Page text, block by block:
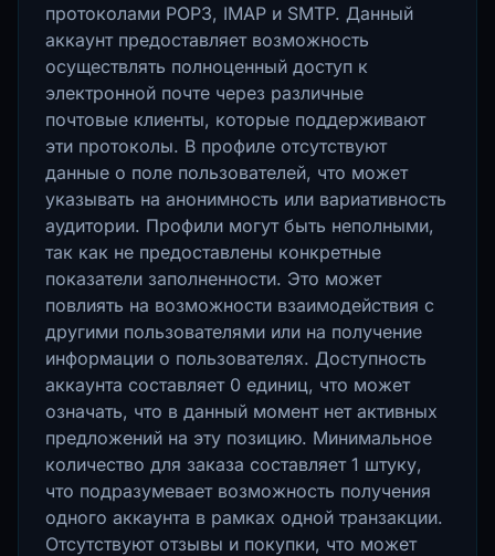
протоколами POP3, IMAP и SMTP. Данный
аккаунт предоставляет возможность
осуществлять полноценный доступ к
электронной почте через различные
почтовые клиенты, которые поддерживают
эти протоколы. В профиле отсутствуют
данные о поле пользователей, что может
указывать на анонимность или вариативность
аудитории. Профили могут быть неполными,
так как не предоставлены конкретные
показатели заполненности. Это может
повлиять на возможности взаимодействия с
другими пользователями или на получение
информации о пользователях. Доступность
аккаунта составляет 0 единиц, что может
означать, что в данный момент нет активных
предложений на эту позицию. Минимальное
количество для заказа составляет 1 штуку,
что подразумевает возможность получения
одного аккаунта в рамках одной транзакции.
Отсутствуют отзывы и покупки, что может